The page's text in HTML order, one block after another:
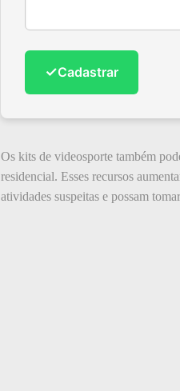
✓Cadastrar
Os kits de videosporte também
residencial. Esses recursos
atividades suspeitas e possam